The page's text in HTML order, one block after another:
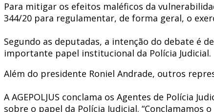
Para mitigar os efeitos maléficos da
344/20 para regulamentar, de forma geral, o
Segundo as deputadas, a intenção do debate é
importante papel institucional da Polícia Judicial.
Além do presidente Roniel Andrade, outros
A AGEPOLJUS conclama os Agentes de Polícia
sobre o papel da Polícia Judicial. “Conclamamos